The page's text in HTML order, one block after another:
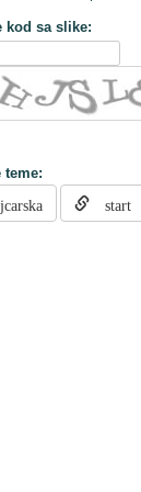
kod sa slike:
teme:
start